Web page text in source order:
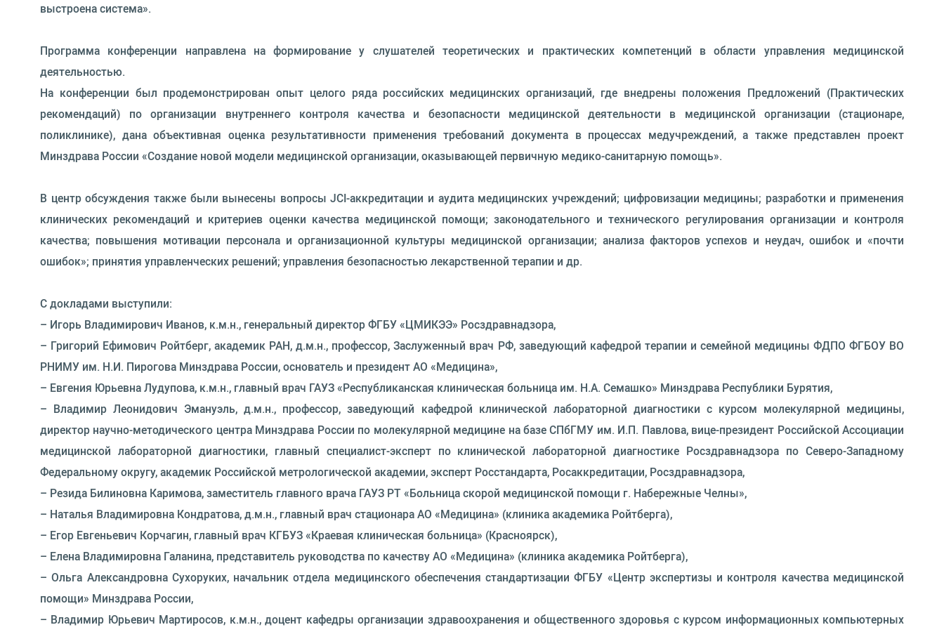
выстроена система».
Программа конференции направлена на формирование у слушателей теоретических и практических компетенций в области управления медицинской
деятельностью.
На конференции был продемонстрирован опыт целого ряда российских медицинских организаций, где внедрены положения Предложений (Практических
рекомендаций) по организации внутреннего контроля качества и безопасности медицинской деятельности в медицинской организации (стационаре,
поликлинике), дана объективная оценка результативности применения требований документа в процессах медучреждений, а также представлен проект
Минздрава России «Создание новой модели медицинской организации, оказывающей первичную медико-санитарную помощь».
В центр обсуждения также были вынесены вопросы JCI-аккредитации и аудита медицинских учреждений; цифровизации медицины; разработки и применения
клинических рекомендаций и критериев оценки качества медицинской помощи; законодательного и технического регулирования организации и контроля
качества; повышения мотивации персонала и организационной культуры медицинской организации; анализа факторов успехов и неудач, ошибок и «почти
ошибок»; принятия управленческих решений; управления безопасностью лекарственной терапии и др.
С докладами выступили:
– Игорь Владимирович Иванов, к.м.н., генеральный директор ФГБУ «ЦМИКЭЭ» Росздравнадзора,
– Григорий Ефимович Ройтберг, академик РАН, д.м.н., профессор, Заслуженный врач РФ, заведующий кафедрой терапии и семейной медицины ФДПО ФГБОУ ВО
РНИМУ им. Н.И. Пирогова Минздрава России, основатель и президент АО «Медицина»,
– Евгения Юрьевна Лудупова, к.м.н., главный врач ГАУЗ «Республиканская клиническая больница им. Н.А. Семашко» Минздрава Республики Бурятия,
– Владимир Леонидович Эмануэль, д.м.н., профессор, заведующий кафедрой клинической лабораторной диагностики с курсом молекулярной медицины,
директор научно-методического центра Минздрава России по молекулярной медицине на базе СПбГМУ им. И.П. Павлова, вице-президент Российской Ассоциации
медицинской лабораторной диагностики, главный специалист-эксперт по клинической лабораторной диагностике Росздравнадзора по Северо-Западному
Федеральному округу, академик Российской метрологической академии, эксперт Росстандарта, Росаккредитации, Росздравнадзора,
– Резида Билиновна Каримова, заместитель главного врача ГАУЗ РТ «Больница скорой медицинской помощи г. Набережные Челны»,
– Наталья Владимировна Кондратова, д.м.н., главный врач стационара АО «Медицина» (клиника академика Ройтберга),
– Егор Евгеньевич Корчагин, главный врач КГБУЗ «Краевая клиническая больница» (Красноярск),
– Елена Владимировна Галанина, представитель руководства по качеству АО «Медицина» (клиника академика Ройтберга),
– Ольга Александровна Сухоруких, начальник отдела медицинского обеспечения стандартизации ФГБУ «Центр экспертизы и контроля качества медицинской
помощи» Минздрава России,
– Владимир Юрьевич Мартиросов, к.м.н., доцент кафедры организации здравоохранения и общественного здоровья с курсом информационных компьютерных